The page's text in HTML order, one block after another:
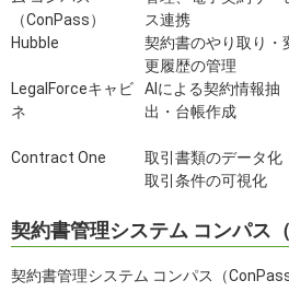
（ConPass）
ス連携
Hubble
契約書のやり取り・
更履歴の管理
LegalForceキャビ
ネ
AIによる契約情報抽
出・台帳作成
Contract One
取引書類のデータ化
取引条件の可視化
契約書管理システム コンパス
契約書管理システム コンパス（